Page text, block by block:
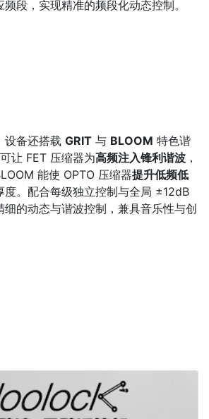
段，实现精准的频段化动态控制。
设备还搭载 GRIT 与 BLOOM 特色谐
让 FET 压缩器为高频注入锋利谐波 ，
能使 OPTO 压缩器提升低频低
度。配合每级独立控制与全局 ±12dB
细的动态与谐波控制，兼具音乐性与创